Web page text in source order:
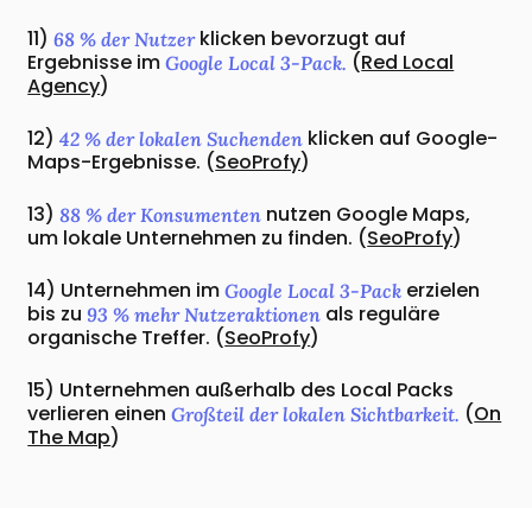
11)68 % der Nutzerklicken bevorzugt auf
Ergebnisse imGoogle Local 3-Pack. (Red Local
Agency)
12)42 % der lokalen Suchenden klicken auf Google-
Maps-Ergebnisse. (SeoProfy)
13)88 % der Konsumenten nutzen Google Maps,
um lokale Unternehmen zu finden. (SeoProfy)
14) Unternehmen imGoogle Local 3-Pack erzielen
bis zu 93 % mehr Nutzeraktionen als reguläre
organische Treffer. (SeoProfy)
15) Unternehmen außerhalb des Local Packs
verlieren einenGroßteil der lokalen Sichtbarkeit. (On
The Map)